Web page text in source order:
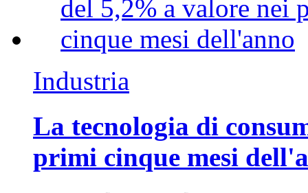
Industria
La tecnologia di
primi cinque mesi